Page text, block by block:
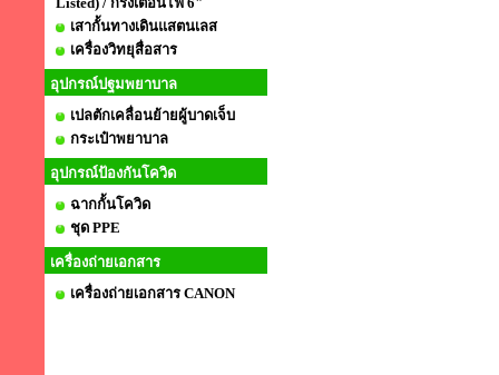
เสากั้นทางเดินแสตนเลส
เครื่องวิทยุสื่อสาร
อุปกรณ์ปฐมพยาบาล
เปลตักเคลื่อนย้ายผู้บาดเจ็บ
กระเป๋าพยาบาล
อุปกรณ์ป้องกันโควิด
ฉากกั้นโควิด
ชุด PPE
เครื่องถ่ายเอกสาร
เครื่องถ่ายเอกสาร CANON